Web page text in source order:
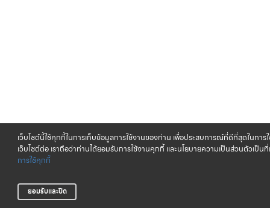
เว็บไซต์นี้ใช้คุกกี้ในการเก็บข้อมูลการใช้งานของท่าน เพื่อประสบการณ์ที่ดีที่สุดในการ
เว็บไซต์ต่อ เราถือว่าท่านได้ยอมรับการใช้งานคุกกี้ และนโยบายความเป็นส่วนตัวเป็น
การใช้คุกกี้
ยอมรับและปิด